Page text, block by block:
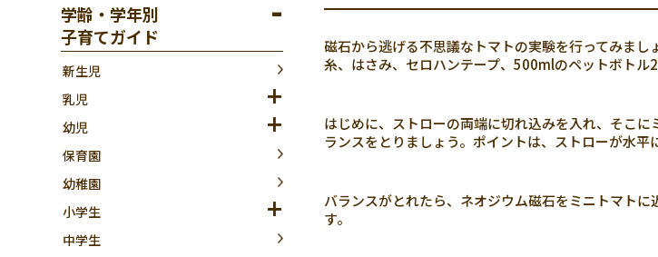
学齢・学年別
子育てガイド
新生児
乳児
幼児
保育園
幼稚園
小学生
中学生
磁石から逃げる不思議なトマトの実験を行ってみま
糸、はさみ、セロハンテープ、500mlのペットボトル2
はじめに、ストローの両端に切れ込みを入れ、そこ
ランスをとりましょう。ポイントは、ストローが水平
バランスがとれたら、ネオジウム磁石をミニトマト
す。